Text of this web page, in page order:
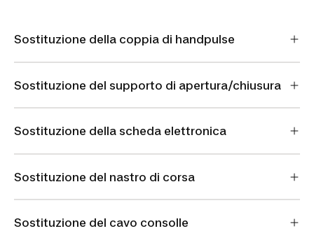
Sostituzione della coppia di handpulse
Sostituzione del supporto di apertura/chiusura
Sostituzione della scheda elettronica
Sostituzione del nastro di corsa
Sostituzione del cavo consolle